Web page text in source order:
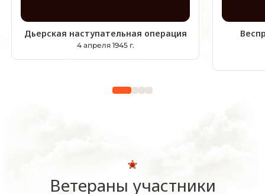
Дьерская наступательная операция
4 апреля 1945 г.
Ветераны участники